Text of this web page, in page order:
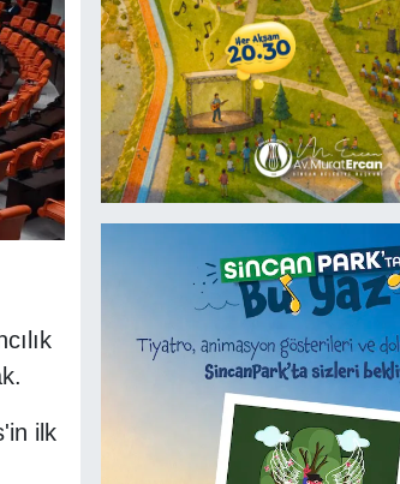
ilk